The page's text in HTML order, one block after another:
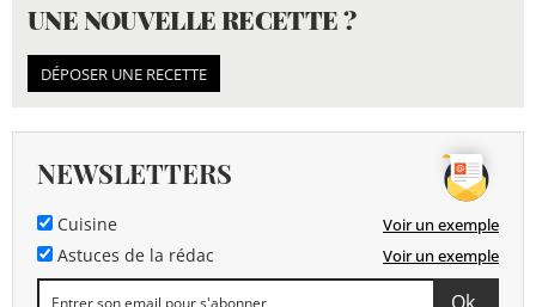
UNE NOUVELLE RECETTE ?
DÉPOSER UNE RECETTE
NEWSLETTERS
Cuisine Voir un exemple
Astuces de la rédac Voir un exemple